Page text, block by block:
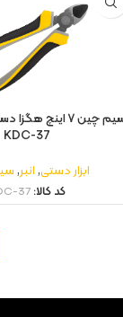
KDC-37
ابزار دستی,انبر,
کد کالا:37